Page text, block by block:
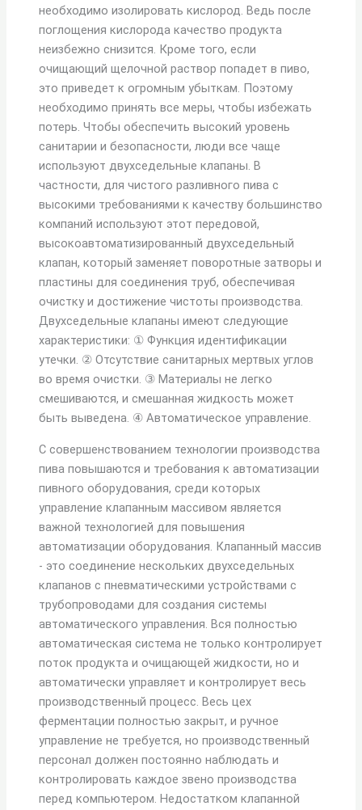
необходимо изолировать кислород. Ведь после
поглощения кислорода качество продукта
неизбежно снизится. Кроме того, если
очищающий щелочной раствор попадет в пиво,
это приведет к огромным убыткам. Поэтому
необходимо принять все меры, чтобы избежать
потерь. Чтобы обеспечить высокий уровень
санитарии и безопасности, люди все чаще
используют двухседельные клапаны. В
частности, для чистого разливного пива с
высокими требованиями к качеству большинство
компаний используют этот передовой,
высокоавтоматизированный двухседельный
клапан, который заменяет поворотные затворы и
пластины для соединения труб, обеспечивая
очистку и достижение чистоты производства.
Двухседельные клапаны имеют следующие
характеристики: ① Функция идентификации
утечки. ② Отсутствие санитарных мертвых углов
во время очистки. ③ Материалы не легко
смешиваются, и смешанная жидкость может
быть выведена. ④ Автоматическое управление.
С совершенствованием технологии производства
пива повышаются и требования к автоматизации
пивного оборудования, среди которых
управление клапанным массивом является
важной технологией для повышения
автоматизации оборудования. Клапанный массив
- это соединение нескольких двухседельных
клапанов с пневматическими устройствами с
трубопроводами для создания системы
автоматического управления. Вся полностью
автоматическая система не только контролирует
поток продукта и очищающей жидкости, но и
автоматически управляет и контролирует весь
производственный процесс. Весь цех
ферментации полностью закрыт, и ручное
управление не требуется, но производственный
персонал должен постоянно наблюдать и
контролировать каждое звено производства
перед компьютером. Недостатком клапанной